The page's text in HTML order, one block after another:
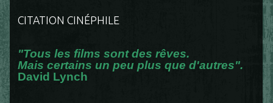
CITATION CINÉPHILE
"Tous les films sont des rêves.
Mais certains un peu plus que d'autres".
David Lynch